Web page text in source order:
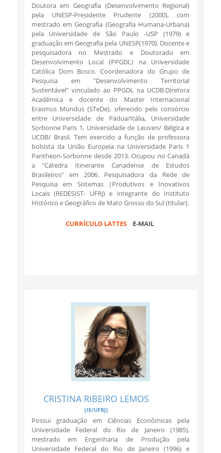
Doutora em Geografia (Desenvolvimento Regional)
pela UNESP-Presidente Prudente (2000), com
mestrado em Geografia (Geografia Humana-Urbana)
pela Universidade de São Paulo -USP (1979) e
graduação em Geografia pela UNESP(1970). Docente e
pesquisadora no Mestrado e Doutorado em
Desenvolvimento Local (PPGDL) na Universidade
Católica Dom Bosco. Coordenadora do Grupo de
Pesquisa em "Desenvolvimento Territorial
Sustentável" vinculado ao PPGDL na UCDB.Diretora
Acadêmica e docente do Master Internacional
Erasmus Mundus (STeDe), oferecido pelo consórcio
entre Universidade de Pádua/Itália, Universidade
Sorbonne Paris 1, Universidade de Leuven/ Bélgica e
UCDB/ Brasil. Tem exercido a função de professora
bolsista da União Europeia na Universidade Paris 1
Pantheon-Sorbonne desde 2013. Ocupou no Canadá
a "Cátedra Itinerante Canadense de Estudos
Brasileiros" em 2006. Pesquisadora da Rede de
Pesquisa em Sistemas |Produtivos e Inovativos
Locais (REDESIST- UFRJ) e integrante do Instituto
Histórico e Geográfico de Mato Grosso do Sul (titular).
CURRÍCULO LATTESE-MAIL
CRISTINA RIBEIRO LEMOS
(IE/UFRJ)
Possui graduação em Ciências Econômicas pela
Universidade Federal do Rio de Janeiro (1985),
mestrado em Engenharia de Produção pela
Universidade Federal do Rio de Janeiro (1996) e